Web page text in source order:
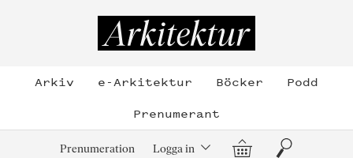
Arkiv e-Arkitektur Böcker
Podd
Prenumerant
Prenumeration Logga in Varukorg
Sök